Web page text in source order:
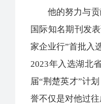
他的努力与
国际知名期刊发
家企业行”首批入
2023年入选湖北
届“荆楚英才”计
誉不仅是对他过